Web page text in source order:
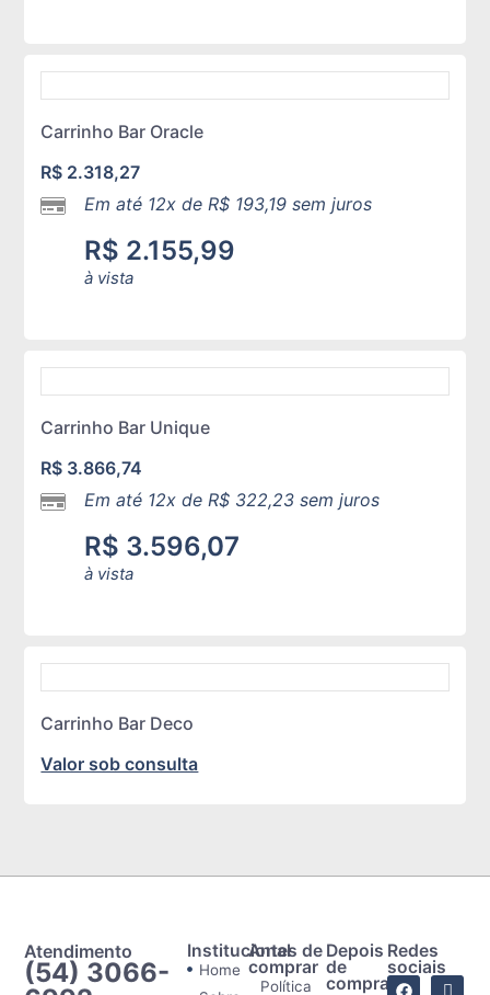
Carrinho Bar Oracle
R$ 2.318,27
Em até 12x de R$ 193,19 sem juros
R$ 2.155,99
à vista
Carrinho Bar Unique
R$ 3.866,74
Em até 12x de R$ 322,23 sem juros
R$ 3.596,07
à vista
Carrinho Bar Deco
Valor sob consulta
Atendimento
(54) 3066-
Institucional
Home
Antes de
comprar
Política
Depois
de
comprar
Redes
sociais